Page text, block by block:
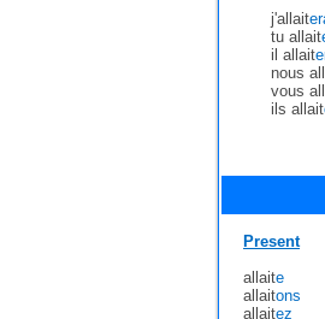
j'allait
tu allait
il allait
nous
vous
ils allait
Present
allaite
allaitons
allaitez